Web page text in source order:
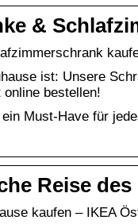
&
ist: Unsere
bestellen!
Must-Have für
Reise
kaufen – IKEA